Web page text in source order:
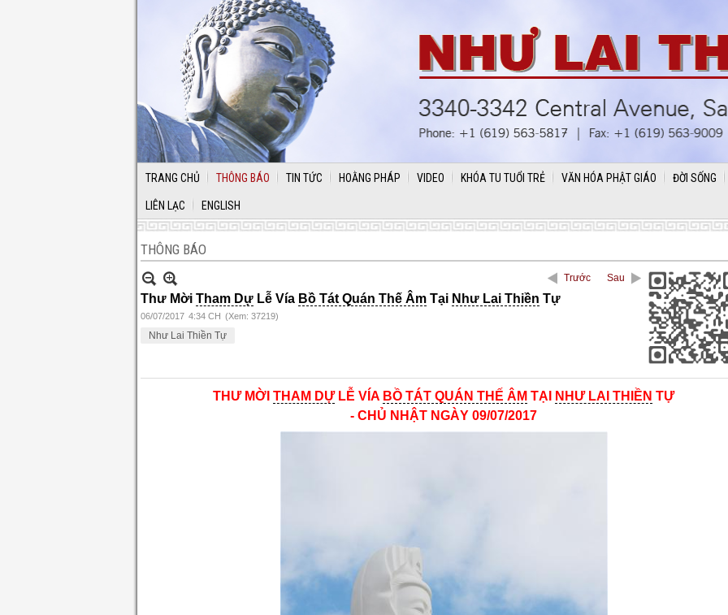
TRANG CHỦ THÔNG BÁO TIN TỨC HOẰNG PHÁP VIDEO KHÓA TU TUỔI TRẺ VĂN HÓA PHẬT GIÁO ĐỜI SỐNG
LIÊN LẠC ENGLISH
THÔNG BÁO
Trước Sau
Thư Mời Tham Dự Lễ Vía Bồ Tát Quán Thế Âm Tại Như Lai Thiền Tự
06/07/2017 4:34 CH (Xem: 37219)
Như Lai Thiền Tự
THƯ MỜI THAM DỰLỄ VÍA BỒ TÁT QUÁN THẾ ÂM TẠI NHƯ LAI THIỀN TỰ
- CHỦ NHẬT NGÀY 09/07/2017